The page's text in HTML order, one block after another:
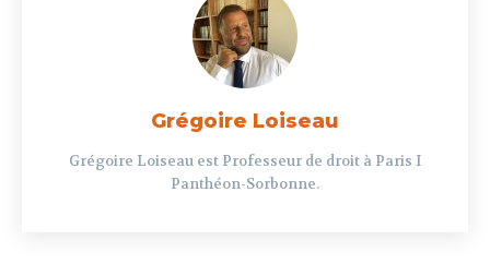
Grégoire Loiseau
Grégoire Loiseau est Professeur de droit à Paris I
Panthéon-Sorbonne.